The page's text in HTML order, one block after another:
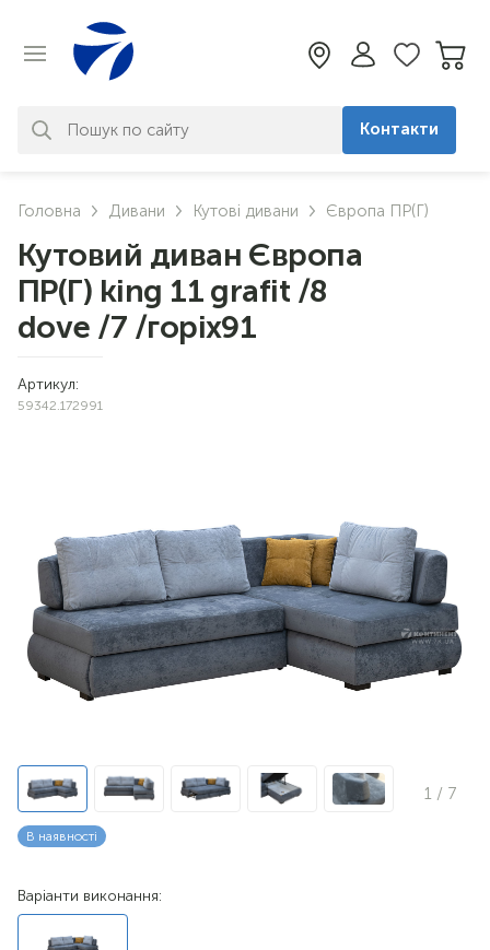
знайдено. Уточніть свій запит
Контакти
Головна Дивани Кутові дивани Європа ПР(Г)
Кутовий диван Європа
ПР(Г) king 11 grafit /8
dove /7 /горіх91
Артикул:
59342.172991
1 / 7
В наявності
Варіанти виконання: